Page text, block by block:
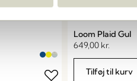
Loom Plaid Gul
649,00 kr.
Tilføj til kurv